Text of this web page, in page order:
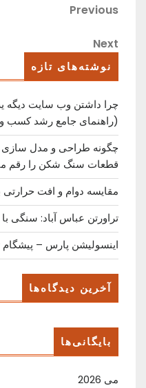
راهبری
نوشته
Previous
Previous
Next
Next
نوشته‌های تازه
چرا داشتن وب سایت دیگه
(راهنمای جامع رشد کسب
چگونه طراحی و مدل سازی
قطعات سنگ شکن را رقم
مقایسه دوام و افت حرارتی
تراورتن عباس آباد: سنگی
اینسولیشن پارس – پیشگام
آخرین دیدگاه‌ها
بایگانی‌ها
می 2026